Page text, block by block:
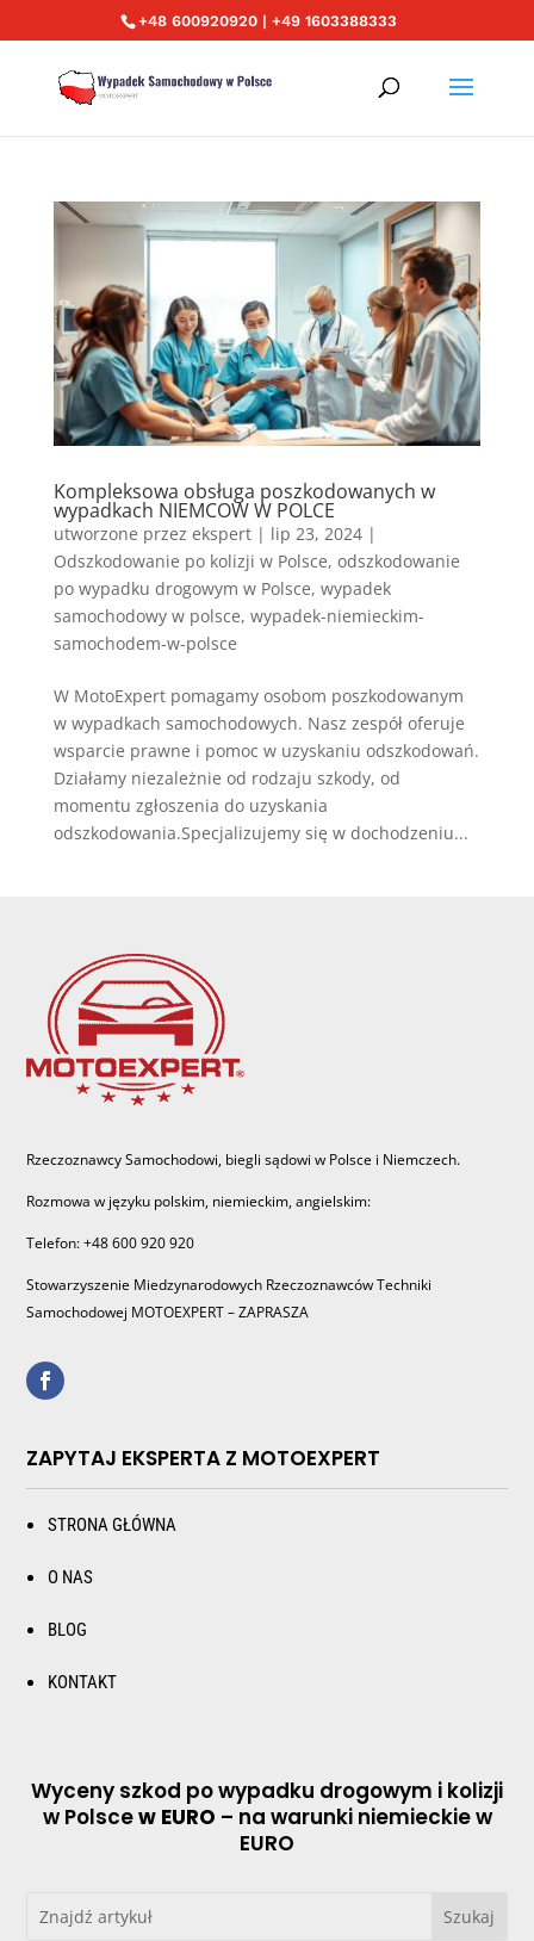
+48 600920920 | +49 1603388333
Kompleksowa obsługa poszkodowanych w
wypadkach NIEMCOW W POLCE
utworzone przez ekspert| lip 23, 2024|
Odszkodowanie po kolizji w Polsce, odszkodowanie
po wypadku drogowym w Polsce, wypadek
samochodowy w polsce, wypadek-niemieckim-
samochodem-w-polsce
W MotoExpert pomagamy osobom poszkodowanym
w wypadkach samochodowych. Nasz zespół oferuje
wsparcie prawne i pomoc w uzyskaniu odszkodowań.
Działamy niezależnie od rodzaju szkody, od
momentu zgłoszenia do uzyskania
odszkodowania.Specjalizujemy się w dochodzeniu...
Rzeczoznawcy Samochodowi, biegli sądowi w Polsce i Niemczech.
Rozmowa w języku polskim, niemieckim, angielskim:
Telefon: +48 600 920 920
Stowarzyszenie Miedzynarodowych Rzeczoznawców Techniki
Samochodowej MOTOEXPERT – ZAPRASZA
ZAPYTAJ EKSPERTA Z MOTOEXPERT
STRONA GŁÓWNA
O NAS
BLOG
KONTAKT
Wyceny szkod po wypadku drogowym i kolizji
w Polscew EURO – na warunki niemieckie w
EURO